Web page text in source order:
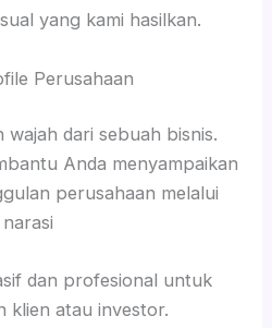
yang kami hasilkan.
Perusahaan
wajah dari sebuah bisnis.
Anda menyampaikan
perusahaan melalui
narasi
dan profesional untuk
klien atau investor.